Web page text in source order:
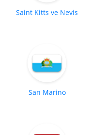
Saint Kitts ve Nevis
San Marino